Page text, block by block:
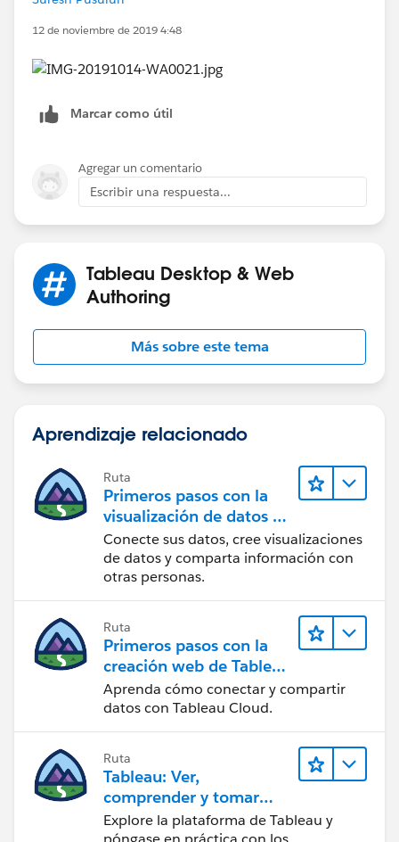
12 de noviembre de 2019 4:48
Marcar como útil
Agregar un comentario
Escribir una respuesta...
Tableau Desktop & Web
Authoring
Más sobre este tema
Aprendizaje relacionado
Ruta
Primeros pasos con la
visualización de datos en
Tableau Desktop
Conecte sus datos, cree visualizaciones
de datos y comparta información con
otras personas.
Ruta
Primeros pasos con la
creación web de Tableau
Cloud
Aprenda cómo conectar y compartir
datos con Tableau Cloud.
Ruta
Tableau: Ver,
comprender y tomar
medidas a partir de los
datos
Explore la plataforma de Tableau y